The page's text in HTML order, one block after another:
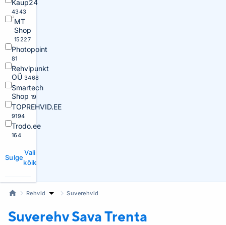
Kaup24
4343
MT
Shop
15227
Photopoint
81
Rehvipunkt
OÜ 3468
Smartech
Shop 19
TOPREHVID.EE
9194
Trodo.ee
164
Sulge
Vali
kõik
Rehvid Suverehvid
Suverehv SavaTrenta